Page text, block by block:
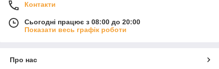
Контакти
Сьогодні працює з 08:00 до 20:00
Показати весь графік роботи
Про нас